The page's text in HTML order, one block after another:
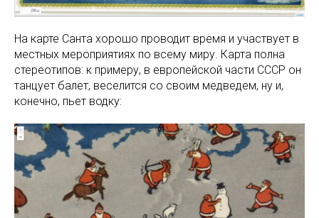
На карте Санта хорошо проводит время и участвует в
местных мероприятиях по всему миру. Карта полна
стереотипов: к примеру, в европейской части СССР он
танцует балет, веселится со своим медведем, ну и,
конечно, пьет водку: